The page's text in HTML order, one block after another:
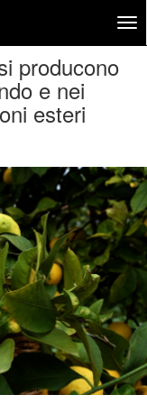
producono
e nei
esteri